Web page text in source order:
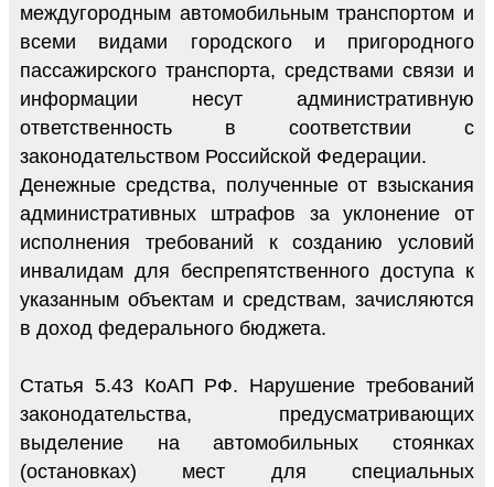
междугородным автомобильным транспортом и
всеми видами городского и пригородного
пассажирского транспорта, средствами связи и
информации несут административную
ответственность в соответствии с
законодательством Российской Федерации.
Денежные средства, полученные от взыскания
административных штрафов за уклонение от
исполнения требований к созданию условий
инвалидам для беспрепятственного доступа к
указанным объектам и средствам, зачисляются
в доход федерального бюджета.
Статья 5.43 КоАП РФ. Нарушение требований
законодательства, предусматривающих
выделение на автомобильных стоянках
(остановках) мест для специальных